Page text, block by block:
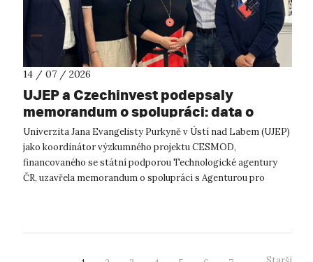
14 / 07 / 2026
UJEP a Czechinvest podepsaly
memorandum o spolupráci: data o
podnikatelském prostředí posílí
výzkum CESMOD
Univerzita Jana Evangelisty Purkyně v Ústí nad Labem (UJEP)
jako koordinátor výzkumného projektu CESMOD,
financovaného se státní podporou Technologické agentury
ČR, uzavřela memorandum o spolupráci s Agenturou pro